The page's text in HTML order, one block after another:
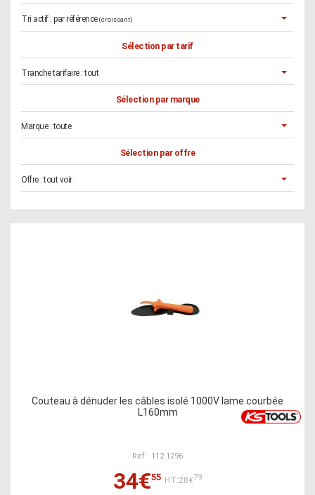
Tri actif : par référence (croissant)
Sélection par tarif
Tranche tarifaire :tout
Sélection par marque
Marque :toute
Sélection par offre
Offre :tout voir
Couteau à dénuder les câbles isolé 1000V lame courbée
L160mm
Ref : 112.1296
34€55 HT:28€79